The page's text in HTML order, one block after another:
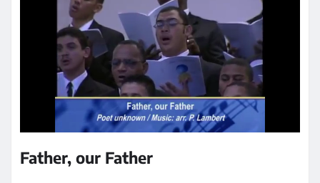
Father, our Father